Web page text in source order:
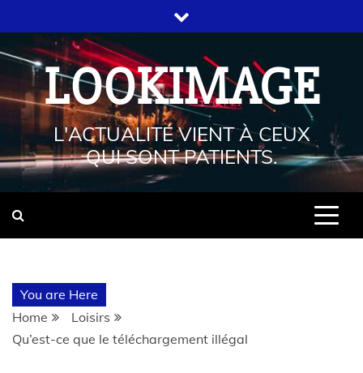
LOOKIMAGE
L'ACTUALITÉ VIENT À CEUX
QUI SONT PATIENTS.
You are Here
Home
Loisirs
Qu’est-ce que le téléchargement illégal